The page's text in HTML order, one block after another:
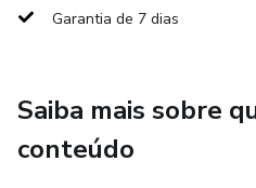
✔ Como montar um cardápio
✔ Como organizar para chegar
Garantia de 7 dias
Saiba mais sobre
conteúdo